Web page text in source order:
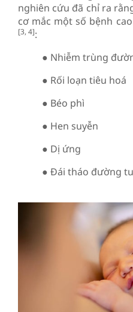
nghiên cứu đã chỉ ra
cơ mắc một số bệnh
[3, 4]:
● Nhiễm trùng
● Rối loạn tiêu hoá
● Béo phì
● Hen suyễn
● Dị ứng
● Đái tháo đường